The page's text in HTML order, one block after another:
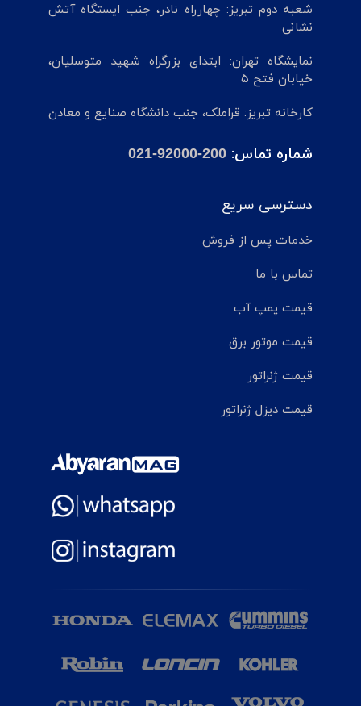
شعبه دوم تبریز: چهارراه نادر، جنب ایستگاه آتش
نشانی
نمایشگاه تهران: ابتدای بزرگراه شهید متوسلیان،
خیابان فتح 5
کارخانه تبریز: قراملک، جنب دانشگاه صنایع و معادن
شماره تماس: 021-92000-200
دسترسی سریع
خدمات پس از فروش
تماس با ما
قیمت پمپ آب
قیمت موتور برق
قیمت ژنراتور
قیمت دیزل ژنراتور